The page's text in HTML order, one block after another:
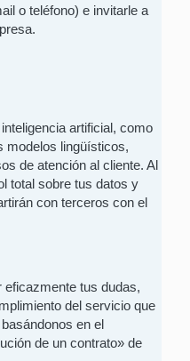
o teléfono) e invitarle a
artificial, como
modelos lingüísticos,
de atención al cliente. Al
total sobre tus datos y
con terceros con el
eficazmente tus dudas,
del servicio que
en el
de un contrato» de